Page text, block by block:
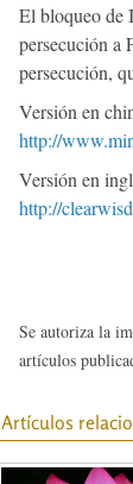
El bloqueo de
persecución a
persecución,
Versión en
http://
Versión en
http://
Se autoriza la
artículos
Artículos